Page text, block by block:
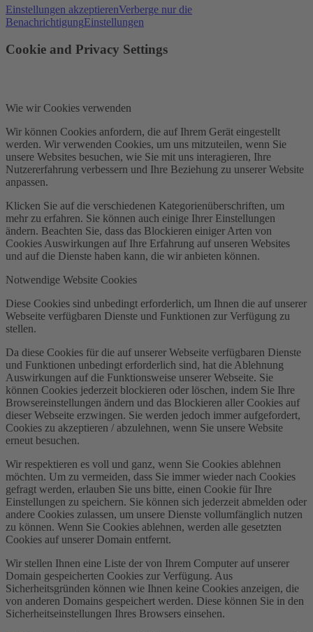
Einstellungen akzeptierenVerberge nur die
BenachrichtigungEinstellungen
Cookie and Privacy Settings
Wie wir Cookies verwenden
Wir können Cookies anfordern, die auf Ihrem Gerät eingestellt
werden. Wir verwenden Cookies, um uns mitzuteilen, wenn Sie
unsere Websites besuchen, wie Sie mit uns interagieren, Ihre
Nutzererfahrung verbessern und Ihre Beziehung zu unserer Website
anpassen.
Klicken Sie auf die verschiedenen Kategorienüberschriften, um
mehr zu erfahren. Sie können auch einige Ihrer Einstellungen
ändern. Beachten Sie, dass das Blockieren einiger Arten von
Cookies Auswirkungen auf Ihre Erfahrung auf unseren Websites
und auf die Dienste haben kann, die wir anbieten können.
Notwendige Website Cookies
Diese Cookies sind unbedingt erforderlich, um Ihnen die auf unserer
Webseite verfügbaren Dienste und Funktionen zur Verfügung zu
stellen.
Da diese Cookies für die auf unserer Webseite verfügbaren Dienste
und Funktionen unbedingt erforderlich sind, hat die Ablehnung
Auswirkungen auf die Funktionsweise unserer Webseite. Sie
können Cookies jederzeit blockieren oder löschen, indem Sie Ihre
Browsereinstellungen ändern und das Blockieren aller Cookies auf
dieser Webseite erzwingen. Sie werden jedoch immer aufgefordert,
Cookies zu akzeptieren / abzulehnen, wenn Sie unsere Website
erneut besuchen.
Wir respektieren es voll und ganz, wenn Sie Cookies ablehnen
möchten. Um zu vermeiden, dass Sie immer wieder nach Cookies
gefragt werden, erlauben Sie uns bitte, einen Cookie für Ihre
Einstellungen zu speichern. Sie können sich jederzeit abmelden oder
andere Cookies zulassen, um unsere Dienste vollumfänglich nutzen
zu können. Wenn Sie Cookies ablehnen, werden alle gesetzten
Cookies auf unserer Domain entfernt.
Wir stellen Ihnen eine Liste der von Ihrem Computer auf unserer
Domain gespeicherten Cookies zur Verfügung. Aus
Sicherheitsgründen können wie Ihnen keine Cookies anzeigen, die
von anderen Domains gespeichert werden. Diese können Sie in den
Sicherheitseinstellungen Ihres Browsers einsehen.